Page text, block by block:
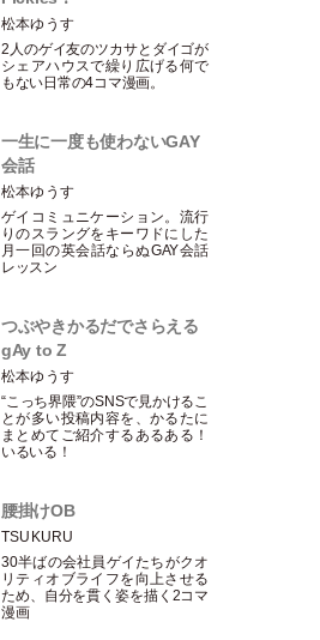
松本ゆうす
2人のゲイ友のツカサとダイゴが
シェアハウスで繰り広げる何で
もない日常の4コマ漫画。
一生に一度も使わないGAY
会話
松本ゆうす
ゲイコミュニケーション。流行
りのスラングをキーワドにした
月一回の英会話ならぬGAY会話
レッスン
つぶやきかるだでさらえる
gAy to Z
松本ゆうす
“こっち界隈”のSNSで見かけるこ
とが多い投稿内容を、かるたに
まとめてご紹介するあるある！
いるいる！
腰掛けOB
TSUKURU
30半ばの会社員ゲイたちがクオ
リティオブライフを向上させる
ため、自分を貫く姿を描く2コマ
漫画